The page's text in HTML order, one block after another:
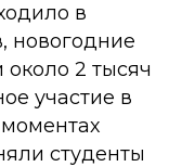
в
новогодние
2 тысяч
участие в
студенты